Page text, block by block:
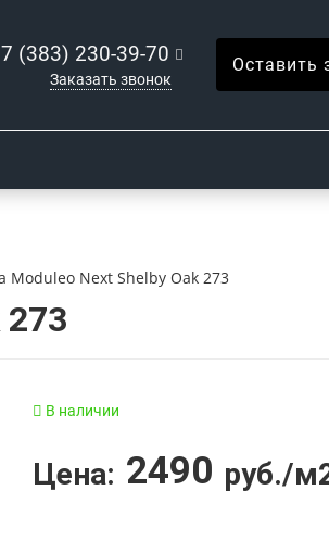
(383) 230-39-70
Заказать звонок
Оставить
Moduleo Next Shelby Oak 273
В наличии
Цена: 2490 руб./